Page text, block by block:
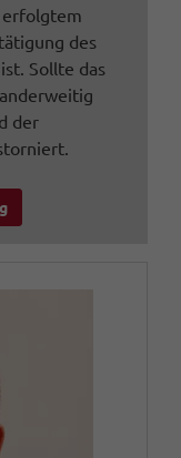
erfolgtem
des
Sollte das
der